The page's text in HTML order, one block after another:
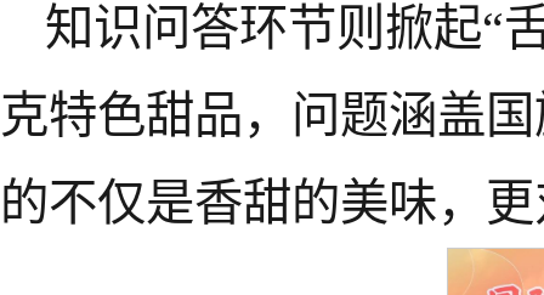
知识问答环节则掀起“
克特色甜品，问题涵盖
的不仅是香甜的美味，